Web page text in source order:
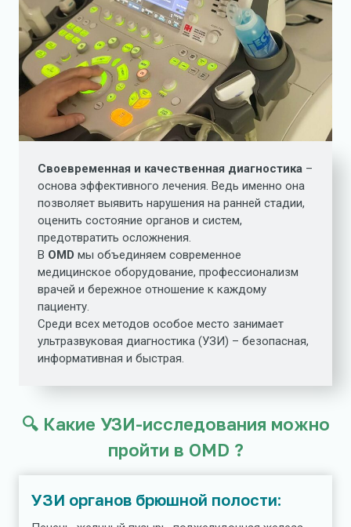
Своевременная и качественная диагностика –
основа эффективного лечения. Ведь именно она
позволяет выявить нарушения на ранней стадии,
оценить состояние органов и систем,
предотвратить осложнения.
В OMD мы объединяем современное
медицинское оборудование, профессионализм
врачей и бережное отношение к каждому
пациенту.
Среди всех методов особое место занимает
ультразвуковая диагностика (УЗИ) – безопасная,
информативная и быстрая.
🔍 Какие УЗИ-исследования можно
пройти в OMD ?
УЗИ органов брюшной полости: